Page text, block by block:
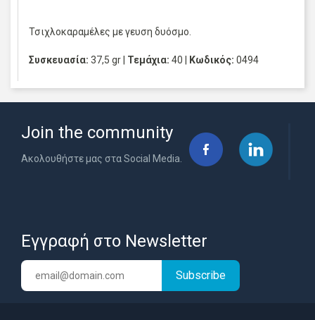
Τσιχλοκαραμέλες με γευση δυόσμο.
Συσκευασία: 37,5 gr | Τεμάχια: 40 | Κωδικός: 0494
Join the community
Ακολουθήστε μας στα Social Media.
Εγγραφή στο Newsletter